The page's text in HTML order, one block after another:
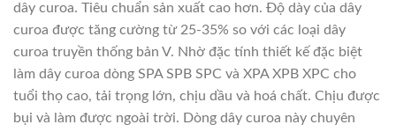
dây curoa. Tiêu chuẩn sản xuất cao hơn. Độ dày của dây
curoa được tăng cường từ 25-35% so với các loại dây
curoa truyền thống bản V. Nhờ đặc tính thiết kế đặc biệt
làm dây curoa dòng SPA SPB SPC và XPA XPB XPC cho
tuổi thọ cao, tải trọng lớn, chịu dầu và hoá chất. Chịu được
bụi và làm được ngoài trời. Dòng dây curoa này chuyên